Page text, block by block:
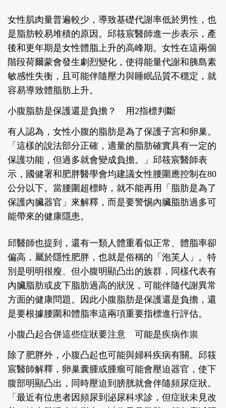
女性肌肉量普遍較少，導致基礎代謝率低於男性，也
是脂肪較易堆積的原因。邱筱宸醫師進一步表示，產
後和更年期是女性體脂上升的高峰期。女性在這兩個
階段荷爾蒙會發生劇烈變化，使得能量代謝和胰島素
敏感性失衡，且可能伴隨壓力與睡眠品質不穩定，就
容易導致體脂肪上升。
小腹脂肪是保護還是負擔？ 用2指標判斷
有人認為，女性小腹的脂肪是為了保護子宮和卵巢。
「這樣的說法部分正確，適量的脂肪確實具有一定的
保護功能，但過多就會變成負擔。」邱筱宸醫師表
示，國健署和肥胖醫學會均建議女性腰圍應控制在80
公分以下。當腰圍超標時，就不能再用「脂肪是為了
保護內臟器官」來解釋，而是要警惕內臟脂肪過多可
能帶來的健康隱患。
邱醫師也提到，還有一類人體重看似正常、體脂率卻
偏高，屬於隱性肥胖，也就是俗稱的「泡芙人」。特
別是明明很瘦、但小腹明顯凸出的族群，同樣代表有
內臟脂肪或皮下脂肪過高的狀況，可能伴隨代謝異常
方面的健康問題。因此小腹脂肪是保護還是負擔，還
是要根據腰圍和體脂率這兩項重要指標進行評估。
小腹凸起合併這些症狀要注意 可能是疾病作祟
除了肥胖外，小腹凸起也可能與婦科疾病有關。邱筱
宸醫師解釋，卵巢囊腫或腫瘤可能會壓迫器官，使下
腹部明顯凸出，同時壓迫到膀胱就會伴隨頻尿症狀。
「最近有位患者因頻尿到泌尿科求診，但症狀未見改